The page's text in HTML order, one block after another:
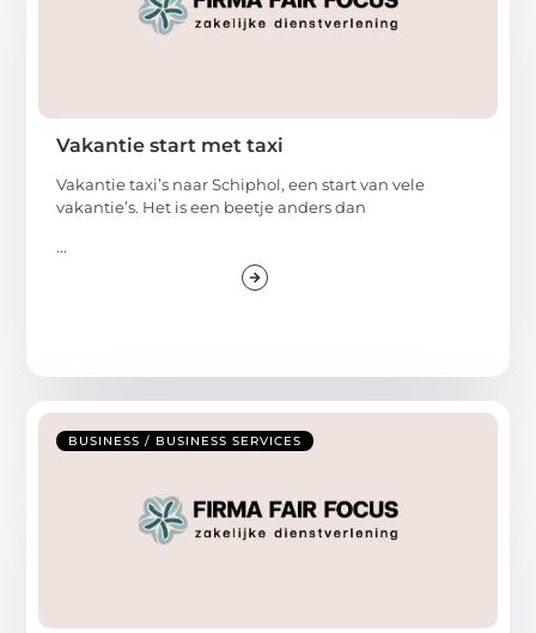
Vakantie start met taxi
Vakantie taxi’s naar Schiphol, een start van vele
vakantie’s. Het is een beetje anders dan
...
BUSINESS / BUSINESS SERVICES